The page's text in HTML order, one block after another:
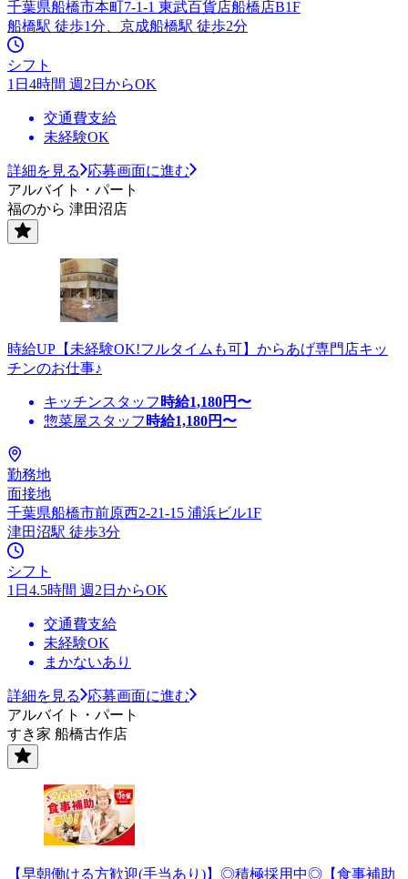
千葉県船橋市本町7-1-1 東武百貨店船橋店B1F
船橋駅 徒歩1分、京成船橋駅 徒歩2分
シフト
1日4時間 週2日からOK
交通費支給
未経験OK
詳細を見る
応募画面に進む
アルバイト・パート
福のから 津田沼店
時給UP【未経験OK!フルタイムも可】からあげ専門店キッ
チンのお仕事♪
キッチンスタッフ 時給1,180円〜
惣菜屋スタッフ 時給1,180円〜
勤務地
面接地
千葉県船橋市前原西2-21-15 浦浜ビル1F
津田沼駅 徒歩3分
シフト
1日4.5時間 週2日からOK
交通費支給
未経験OK
まかないあり
詳細を見る
応募画面に進む
アルバイト・パート
すき家 船橋古作店
【早朝働ける方歓迎(手当あり)】◎積極採用中◎【食事補助